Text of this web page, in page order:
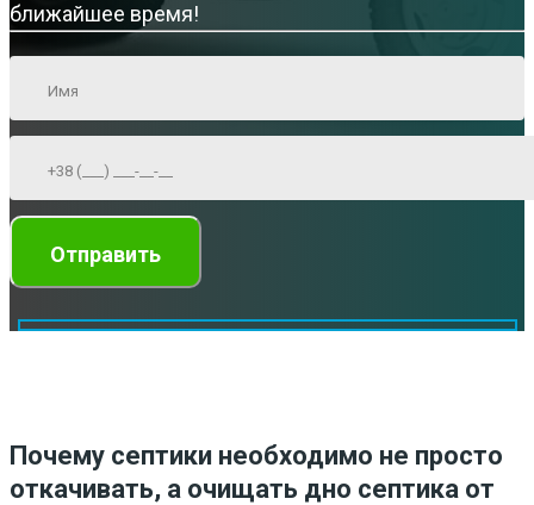
ближайшее время!
Почему септики необходимо не просто
откачивать, а очищать дно септика от